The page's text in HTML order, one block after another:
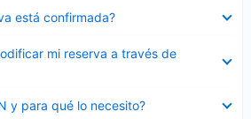
está confirmada?
mi reserva a través de
y para qué lo necesito?